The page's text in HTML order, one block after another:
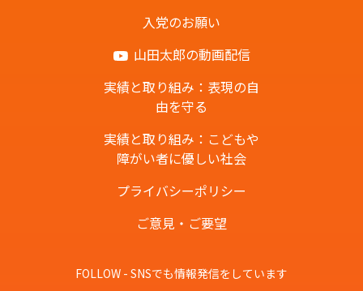
入党のお願い
山田太郎の動画配信
実績と取り組み：表現の自
由を守る
実績と取り組み：こどもや
障がい者に優しい社会
プライバシーポリシー
ご意見・ご要望
FOLLOW - SNSでも情報発信をしています